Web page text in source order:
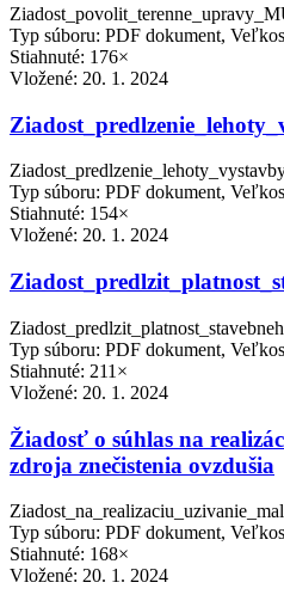
Typ súboru: PDF dokument,
Stiahnuté: 176×
Vložené: 20. 1. 2024
Typ súboru: PDF dokument,
Stiahnuté: 154×
Vložené: 20. 1. 2024
Typ súboru: PDF dokument,
Stiahnuté: 211×
Vložené: 20. 1. 2024
Žiadosť o súhlas na
zdroja znečistenia ovzdušia
Typ súboru: PDF dokument,
Stiahnuté: 168×
Vložené: 20. 1. 2024